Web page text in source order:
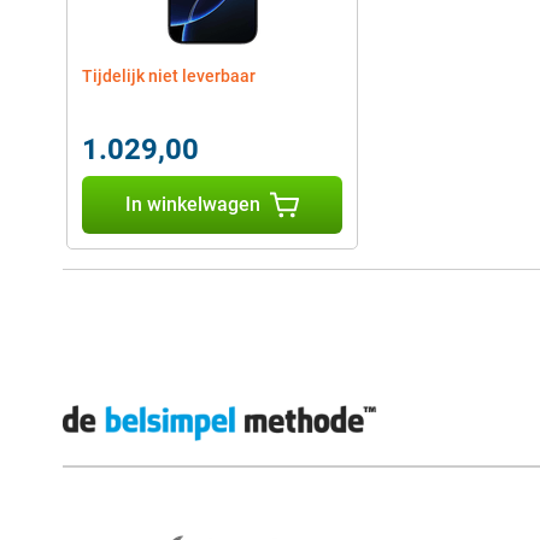
Tijdelijk niet leverbaar
1.029,00
In winkelwagen